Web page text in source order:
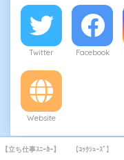
Twitter Facebook
Website
【立ち仕事ｽﾆｰｶｰ】 【ｺｯｸｼｭｰｽﾞ】